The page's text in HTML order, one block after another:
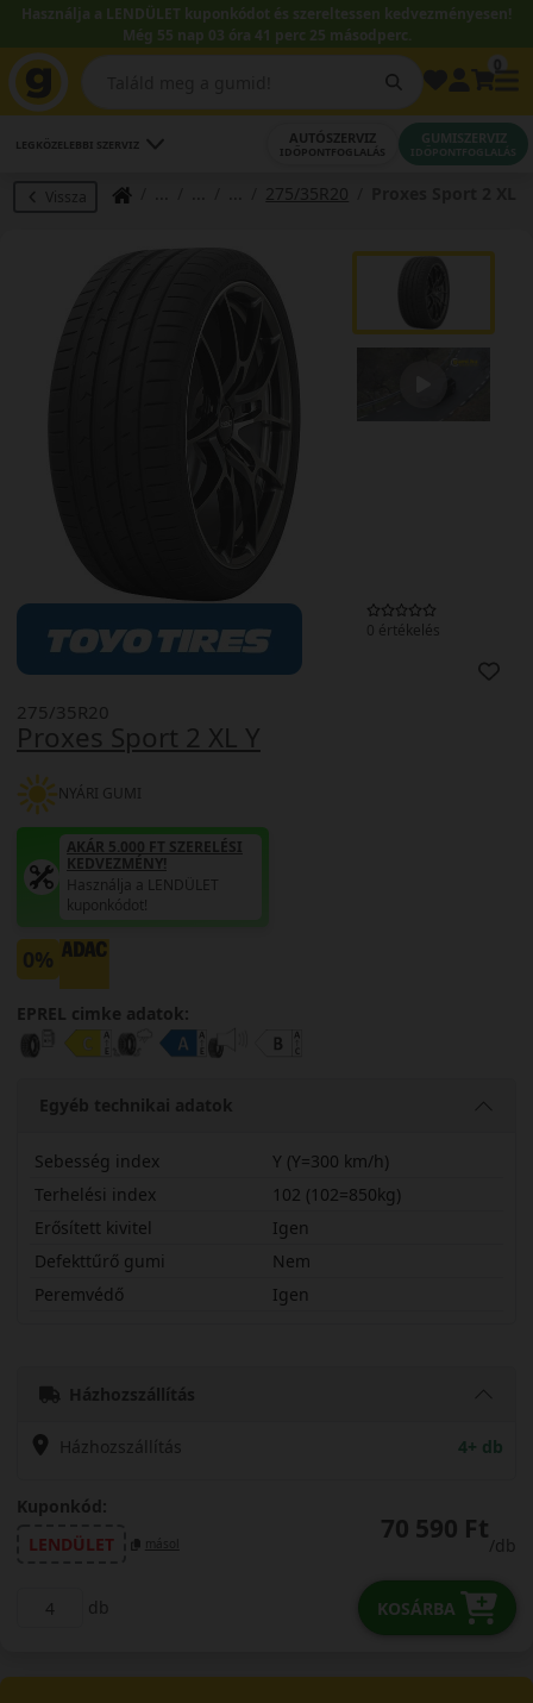
Használja a LENDÜLET kuponkódot és szereltessen kedvezményesen!
Még 55 nap 03 óra 41 perc 25 másodperc.
LEGKÖZELEBBI SZERVIZ AUTÓSZERVIZ
IDŐPONTFOGLALÁS
GUMISZERVIZ
IDŐPONTFOGLALÁS
Vissza 275/35R20
0 értékelés
Proxes Sport 2 XL Y
275/35R20
NYÁRI GUMI
AKÁR 5.000 FT SZERELÉSI
KEDVEZMÉNY!
Használja a LENDÜLET
kuponkódot!
0%
EPREL cimke adatok:
Egyéb technikai adatok
Sebesség index
Y (Y=300 km/h)
Terhelési index
102 (102=850kg)
Erősített kivitel
Igen
Defekttűrő gumi
Nem
Peremvédő
Igen
Házhozszállítás
Házhozszállítás 4+ db
Kuponkód:
LENDÜLET
másol 70 590 Ft
/db
db KOSÁRBA